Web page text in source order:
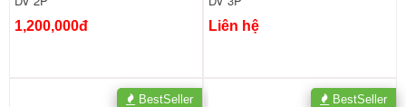
1,200,000đ Liên hệ
BestSeller BestSeller